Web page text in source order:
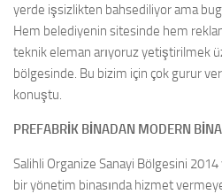
yerde işsizlikten bahsediliyor ama
Hem belediyenin sitesinde hem
teknik eleman arıyoruz yetiştirilmek
bölgesinde. Bu bizim için çok gurur
konuştu.
PREFABRİK BİNADAN MODERN
Salihli Organize Sanayi Bölgesini 2014
bir yönetim binasında hizmet vermeye